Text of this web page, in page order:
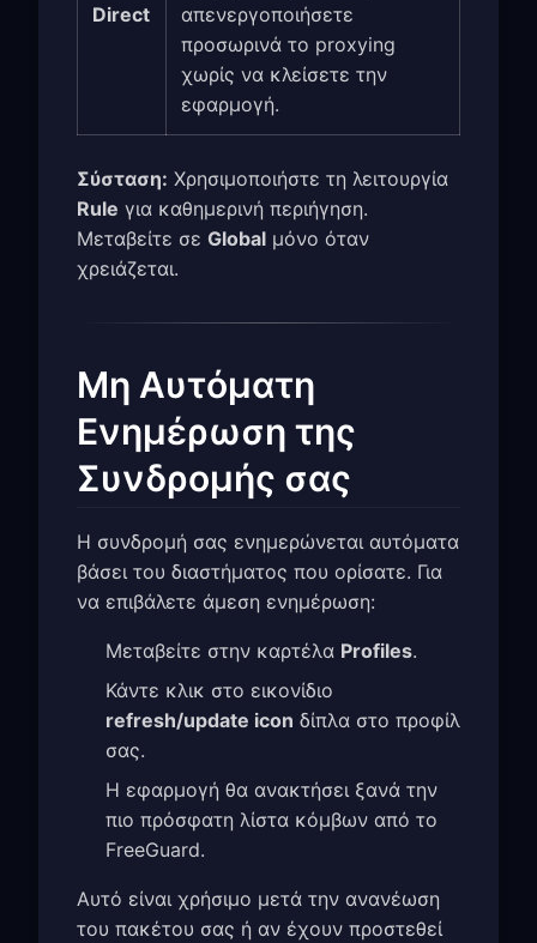
Direct
απενεργοποιήσετε
προσωρινά το proxying
χωρίς να κλείσετε την
εφαρμογή.
Σύσταση: Χρησιμοποιήστε τη λειτουργία
Rule για καθημερινή περιήγηση.
Μεταβείτε σε Global μόνο όταν
χρειάζεται.
Μη Αυτόματη
Ενημέρωση της
Συνδρομής σας
Η συνδρομή σας ενημερώνεται αυτόματα
βάσει του διαστήματος που ορίσατε. Για
να επιβάλετε άμεση ενημέρωση:
Μεταβείτε στην καρτέλα Profiles.
Κάντε κλικ στο εικονίδιο
refresh/update icon δίπλα στο προφίλ
σας.
Η εφαρμογή θα ανακτήσει ξανά την
πιο πρόσφατη λίστα κόμβων από το
FreeGuard.
Αυτό είναι χρήσιμο μετά την ανανέωση
του πακέτου σας ή αν έχουν προστεθεί